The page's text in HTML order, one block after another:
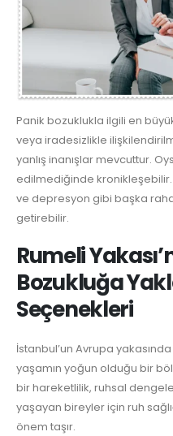
Panik bozuklukla ilgili en
veya iradesizlikle
yanlış inanışlar mevcuttur.
edilmediğinde
ve depresyon gibi başka
getirebilir.
Rumeli
Bozukluğa
Seçenekleri
İstanbul’un Avrupa
yaşamın yoğun olduğu bir
bir hareketlilik, ruhsal
yaşayan bireyler için ruh
önem taşır.